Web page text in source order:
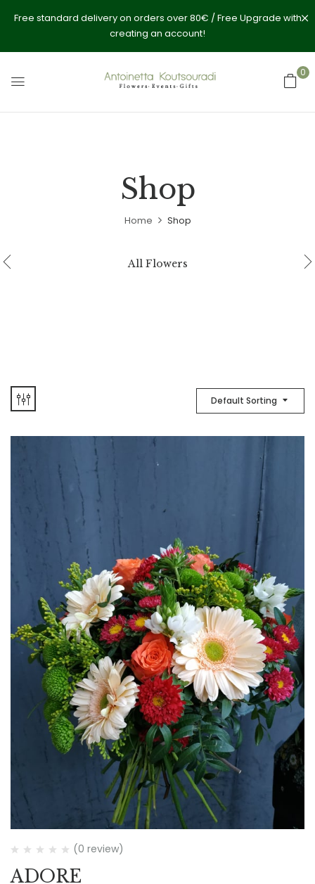
Free standard delivery on orders over 80€ / Free Upgrade with
creating an account!
0
Shop
Home Shop
All Flowers
Default Sorting
(0 review)
ADORE